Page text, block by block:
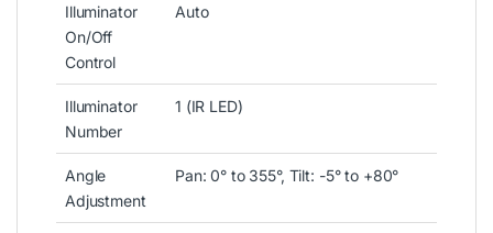
Illuminator
On/Off
Control
Auto
Illuminator
Number
1 (IR LED)
Angle
Adjustment
Pan: 0° to 355°, Tilt: -5° to +80°